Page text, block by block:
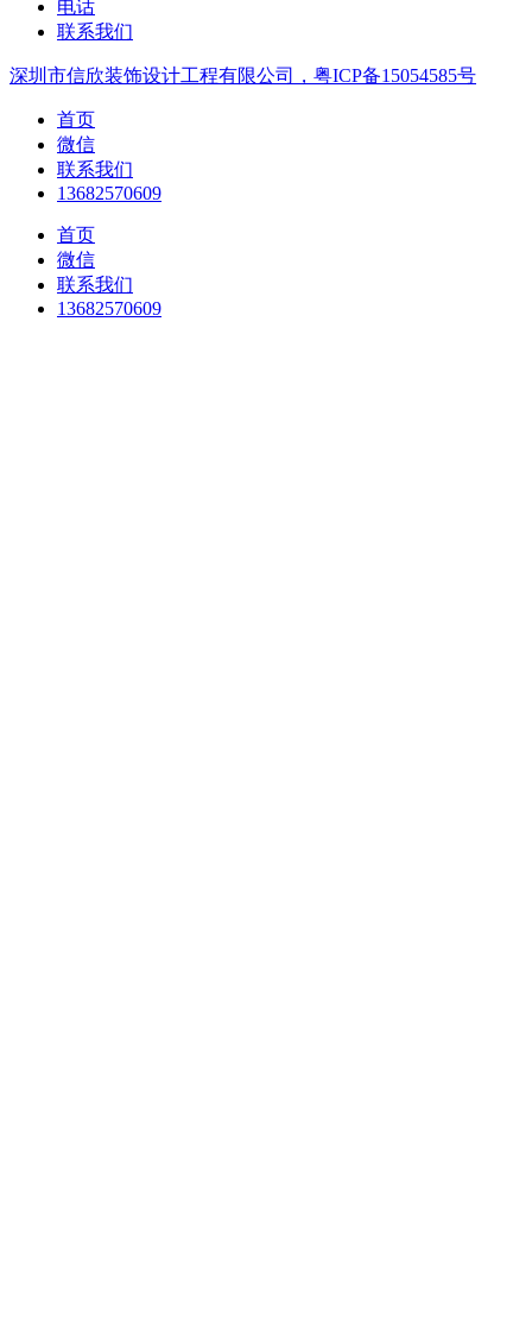
电话
联系我们
深圳市信欣装饰设计工程有限公司，粤ICP备15054585号
首页
微信
联系我们
13682570609
首页
微信
联系我们
13682570609